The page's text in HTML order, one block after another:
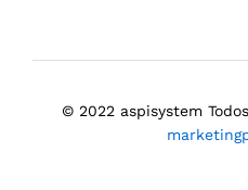
© 2022 aspisystem